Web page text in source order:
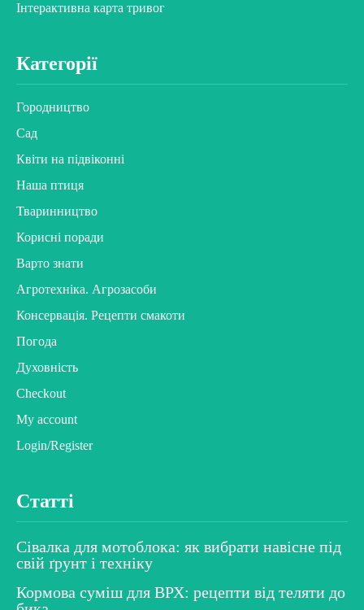
Інтерактивна карта тривог
Категорії
Городництво
Сад
Квіти на підвіконні
Наша птиця
Тваринництво
Корисні поради
Варто знати
Агротехніка. Агрозасоби
Консервація. Рецепти смакоти
Погода
Духовність
Checkout
My account
Login/Register
Статті
Сівалка для мотоблока: як вибрати навісне під
свій ґрунт і техніку
Кормова суміш для ВРХ: рецепти від теляти до